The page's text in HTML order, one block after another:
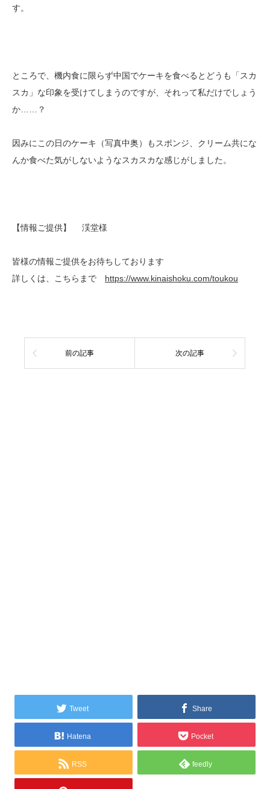
す。
ところで、機内食に限らず中国でケーキを食べるとどうも「スカ
スカ」な印象を受けてしまうのですが、それって私だけでしょう
か……？
因みにこの日のケーキ（写真中奥）もスポンジ、クリーム共にな
んか食べた気がしないようなスカスカな感じがしました。
【情報ご提供】 渓堂様
皆様の情報ご提供をお待ちしております
詳しくは、こちらまで https://www.kinaishoku.com/toukou
前の記事 次の記事
Tweet Share
Hatena Pocket
RSS feedly